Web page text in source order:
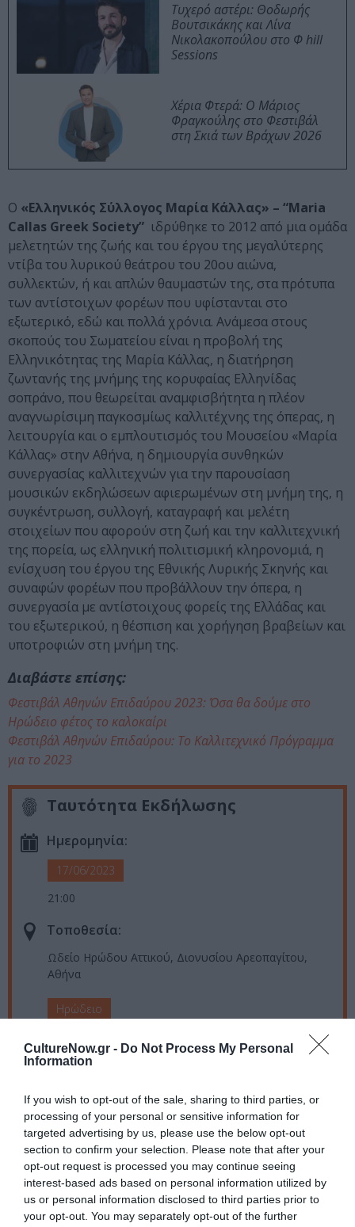
CultureNow.gr - Do Not Process My Personal
Information
If you wish to opt-out of the sale, sharing to third parties, or
processing of your personal or sensitive information for
targeted advertising by us, please use the below opt-out
section to confirm your selection. Please note that after your
opt-out request is processed you may continue seeing
interest-based ads based on personal information utilized by
us or personal information disclosed to third parties prior to
your opt-out. You may separately opt-out of the further
Τυχερό αστέρι: Θοδωρής
Βουτσικάκης και Λίνα
Νικολακοπούλου στο Φ hill
Sessions
Χέρια Φτερά: Ο Μάριος
Φραγκούλης στο Φεστιβάλ
στη Σκιά των Βράχων 2026
Ο «Ελληνικός Σύλλογος Μαρία Κάλλας» – “Maria
Callas Greek Society” ιδρύθηκε το 2012 από μια ομάδα
μελετητών της ζωής και του έργου της μεγαλύτερης
ντίβα του λυρικού θεάτρου του 20ου αιώνα,
συλλεκτών, ή και απλών θαυμαστών της, στα πρότυπα
των αντίστοιχων φορέων που υφίστανται στο
εξωτερικό, εδώ και πολλά χρόνια. Ανάμεσα στους
σκοπούς του Σωματείου είναι η προβολή της
Ελληνικότητας της Μαρία Κάλλας, η διατήρηση
ζωντανής της μνήμης της κορυφαίας Ελληνίδας
σοπράνο, που θεωρείται αναμφισβήτητα η πλέον
αναγνωρίσιμη παγκοσμίως καλλιτέχνης της όπερας, η
λειτουργία και ο εμπλουτισμός του Μουσείου «Μαρία
Κάλλας» στην Αθήνα, η δημιουργία συνθηκών
συνεργασίας καλλιτεχνών για την παρουσίαση
μουσικών εκδηλώσεων αφιερωμένων στη μνήμη της, η
συγκέντρωση, συλλογή, καταγραφή και μελέτη
στοιχείων που αφορούν στη ζωή και την καλλιτεχνική
της πορεία, ως ελληνική πολιτισμική κληρονομιά, η
ενίσχυση του έργου της Εθνικής Λυρικής Σκηνής και
συναφών φορέων που προβάλλουν την όπερα, η
συνεργασία με αντίστοιχους φορείς της Ελλάδας και
του εξωτερικού, η θέσπιση και χορήγηση βραβείων και
υποτροφιών στη μνήμη της.
Διαβάστε επίσης:
Φεστιβάλ Αθηνών Επιδαύρου 2023: Όσα θα δούμε στο
Ηρώδειο φέτος το καλοκαίρι
Φεστιβάλ Αθηνών Επιδαύρου: Το Καλλιτεχνικό Πρόγραμμα
για το 2023
Ταυτότητα Εκδήλωσης
Ημερομηνία:
17/06/2023
21:00
Τοποθεσία:
Ωδείο Ηρώδου Αττικού, Διονυσίου Αρεοπαγίτου,
Αθήνα
Ηρώδειο
Eισιτήρια:
ΖΩΝΗ Α’ 70€ | ΖΩΝΗ Β’ 50€ | ΖΩΝΗ Γ’ 30€
Πληροφορίες / Κρατήσεις:
Τηλ.: 2118008181, ΑΜΕΑ: +30 210 3221 897 |
aefestival.gr